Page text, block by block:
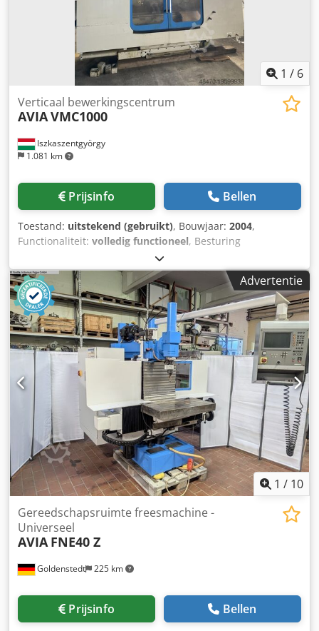
1 / 6
Iszkaszentgyörgy
1.081 km
Verticaal bewerkingscentrum
AVIAVMC1000
Prijsinfo Bellen
Toestand: uitstekend (gebruikt), Bouwjaar: 2004,
Functionaliteit: volledig functioneel, Besturing
HEIDENHAIN iTNC 530 Tafelafmetingen: 1200 x 540 mm
Tafelbelasting: 1000 kg X-as verplaatsing: 1000 mm Y-as
verplaatsing: 540 mm Z-as verplaatsing: 620 mm Afstand
tussen spil en tafeloppervlak: 150 – 770 mm Toerental:
10.000 tpm Opname: SK40 Aandrijfvermogen: 10 / 17 kW
Magazijn: 30-voudig Snelle verplaatsing X/Y: 35 m/min
Crsdpow Afwajfx Apmjf Max. voeding: 12.000 mm/min
Gewicht: 5.300 kg Afmetingen LxBxH: 2910 x 2500 x 2850
mm Toebehoren, uitrusting: - Koelinstallatie -
Spaantransporteur - Elektronisch handwiel - Documentatie
De machine is gebruikt in een onderhoudswerkplaats.
Weinig gebruikt. Zeer goede staat.
Advertentie
1 / 10
Goldenstedt 225 km
Gereedschapsruimte freesmachine -
Universeel
AVIA FNE40 Z
Prijsinfo Bellen